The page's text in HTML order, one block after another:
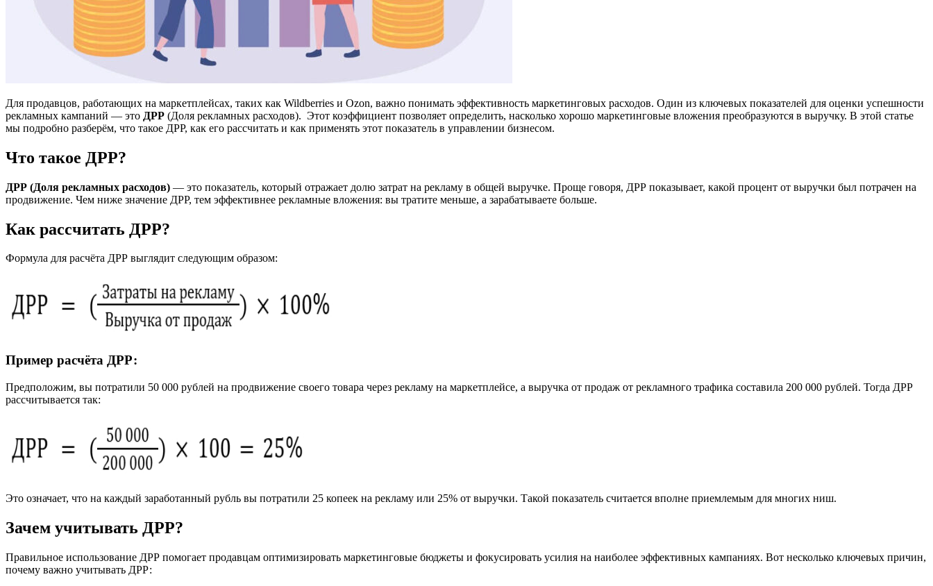
Для продавцов, работающих на маркетплейсах, таких как Wildberries и Ozon, важно понимать эффективность маркетинговых расходов. Один из ключевых показателей для оценки успешности
рекламных кампаний — это ДРР (Доля рекламных расходов). Этот коэффициент позволяет определить, насколько хорошо маркетинговые вложения преобразуются в выручку. В этой статье
мы подробно разберём, что такое ДРР, как его рассчитать и как применять этот показатель в управлении бизнесом.
Что такое ДРР?
ДРР (Доля рекламных расходов) — это показатель, который отражает долю затрат на рекламу в общей выручке. Проще говоря, ДРР показывает, какой процент от выручки был потрачен на
продвижение. Чем ниже значение ДРР, тем эффективнее рекламные вложения: вы тратите меньше, а зарабатываете больше.
Как рассчитать ДРР?
Формула для расчёта ДРР выглядит следующим образом:
Пример расчёта ДРР:
Предположим, вы потратили 50 000 рублей на продвижение своего товара через рекламу на маркетплейсе, а выручка от продаж от рекламного трафика составила 200 000 рублей. Тогда ДРР
рассчитывается так:
Это означает, что на каждый заработанный рубль вы потратили 25 копеек на рекламу или 25% от выручки. Такой показатель считается вполне приемлемым для многих ниш.
Зачем учитывать ДРР?
Правильное использование ДРР помогает продавцам оптимизировать маркетинговые бюджеты и фокусировать усилия на наиболее эффективных кампаниях. Вот несколько ключевых причин,
почему важно учитывать ДРР: